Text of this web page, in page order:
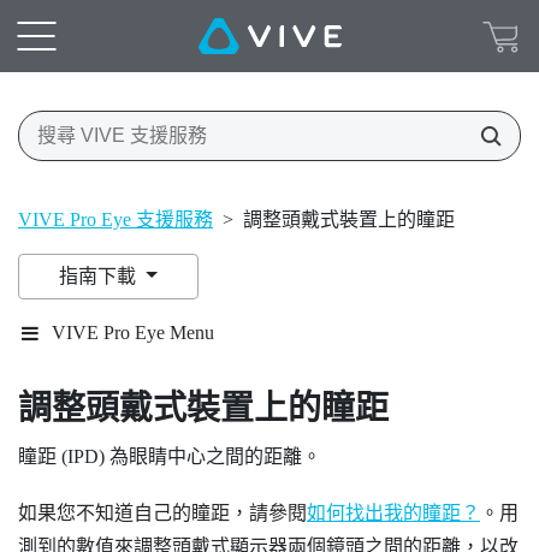
VIVE Pro Eye 支援服務 > 調整頭戴式裝置上的瞳距
指南下載
VIVE Pro Eye Menu
調整頭戴式裝置上的瞳距
瞳距 (IPD) 為眼睛中心之間的距離。
如果您不知道自己的瞳距，請參閱如何找出我的瞳距？ 。用
測到的數值來調整頭戴式顯示器兩個鏡頭之間的距離，以改